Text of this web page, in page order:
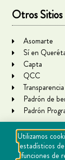
Otros Sitios
Asomarte
Sí en
Capta
QCC
Padrón de
Padrón
Utilizamos
estadísticos
funciones de